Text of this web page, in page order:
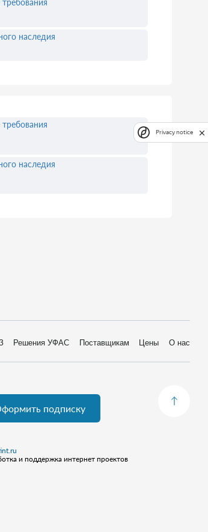
наследия
наследия
Решения УФАС Поставщикам Цены О нас
подписку
и поддержка интернет проектов
Privacy notice